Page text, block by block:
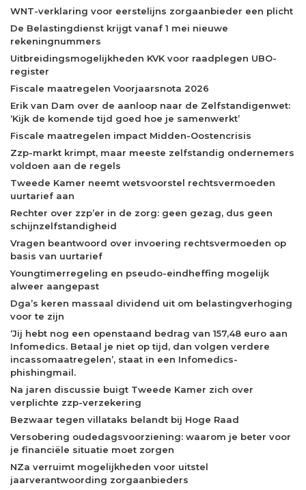
WNT-verklaring voor eerstelijns zorgaanbieder een plicht
De Belastingdienst krijgt vanaf 1 mei nieuwe
rekeningnummers
Uitbreidingsmogelijkheden KVK voor raadplegen UBO-
register
Fiscale maatregelen Voorjaarsnota 2026
Erik van Dam over de aanloop naar de Zelfstandigenwet:
‘Kijk de komende tijd goed hoe je samenwerkt’
Fiscale maatregelen impact Midden-Oostencrisis
Zzp-markt krimpt, maar meeste zelfstandig ondernemers
voldoen aan de regels
Tweede Kamer neemt wetsvoorstel rechtsvermoeden
uurtarief aan
Rechter over zzp’er in de zorg: geen gezag, dus geen
schijnzelfstandigheid
Vragen beantwoord over invoering rechtsvermoeden op
basis van uurtarief
Youngtimerregeling en pseudo-eindheffing mogelijk
alweer aangepast
Dga’s keren massaal dividend uit om belastingverhoging
voor te zijn
‘Jij hebt nog een openstaand bedrag van 157,48 euro aan
Infomedics. Betaal je niet op tijd, dan volgen verdere
incassomaatregelen’, staat in een Infomedics-
phishingmail.
Na jaren discussie buigt Tweede Kamer zich over
verplichte zzp-verzekering
Bezwaar tegen villataks belandt bij Hoge Raad
Versobering oudedagsvoorziening: waarom je beter voor
je financiële situatie moet zorgen
NZa verruimt mogelijkheden voor uitstel
jaarverantwoording zorgaanbieders